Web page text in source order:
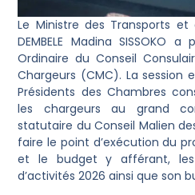
Le Ministre des Transports
DEMBELE Madina SISSOKO
Ordinaire du Conseil
Chargeurs (CMC). La session
Présidents des Chambres
les chargeurs au grand
statutaire du Conseil Malien
faire le point d’exécution du
et le budget y afférant,
d’activités 2026 ainsi que son